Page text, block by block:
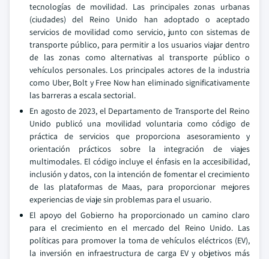
tecnologías de movilidad. Las principales zonas urbanas
(ciudades) del Reino Unido han adoptado o aceptado
servicios de movilidad como servicio, junto con sistemas de
transporte público, para permitir a los usuarios viajar dentro
de las zonas como alternativas al transporte público o
vehículos personales. Los principales actores de la industria
como Uber, Bolt y Free Now han eliminado significativamente
las barreras a escala sectorial.
En agosto de 2023, el Departamento de Transporte del Reino
Unido publicó una movilidad voluntaria como código de
práctica de servicios que proporciona asesoramiento y
orientación prácticos sobre la integración de viajes
multimodales. El código incluye el énfasis en la accesibilidad,
inclusión y datos, con la intención de fomentar el crecimiento
de las plataformas de Maas, para proporcionar mejores
experiencias de viaje sin problemas para el usuario.
El apoyo del Gobierno ha proporcionado un camino claro
para el crecimiento en el mercado del Reino Unido. Las
políticas para promover la toma de vehículos eléctricos (EV),
la inversión en infraestructura de carga EV y objetivos más